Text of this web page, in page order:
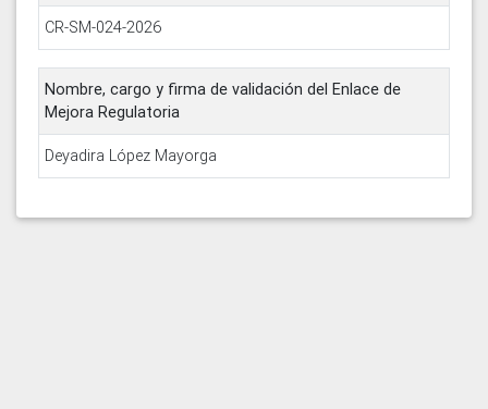
CR-SM-024-2026
Nombre, cargo y firma de validación del Enlace de
Mejora Regulatoria
Deyadira López Mayorga